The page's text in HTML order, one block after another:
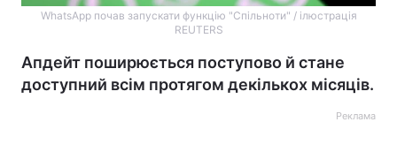
WhatsApp почав запускати функцію "Спільноти" / ілюстрація
REUTERS
Апдейт поширюється поступово й стане
доступний всім протягом декількох місяців.
Реклама